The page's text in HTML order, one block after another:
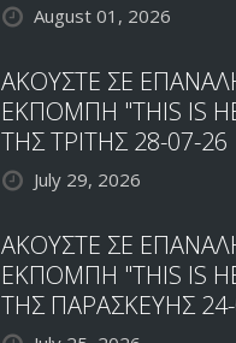
August 01, 2026
ΑΚΟΥΣΤΕ ΣΕ
ΕΚΠΟΜΠΗ "THIS IS
ΤΗΣ ΤΡΙΤΗΣ 28-07-26
July 29, 2026
ΑΚΟΥΣΤΕ ΣΕ
ΕΚΠΟΜΠΗ "THIS IS
ΤΗΣ ΠΑΡΑΣΚΕΥΗΣ